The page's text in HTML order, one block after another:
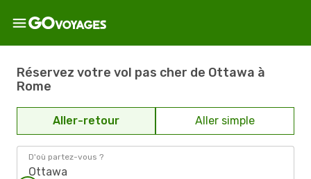
Réservez votre vol pas cher de Ottawa à
Rome
Aller-retour Aller simple
D'où partez-vous ?
Ottawa